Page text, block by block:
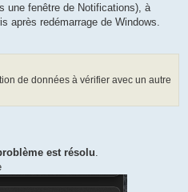
une fenêtre de Notifications), à
après redémarrage de Windows.
de données à vérifier avec un autre
est résolu